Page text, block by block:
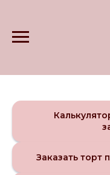
Заказать торт